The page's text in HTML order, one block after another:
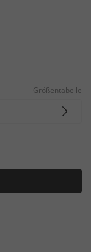
Größentabelle